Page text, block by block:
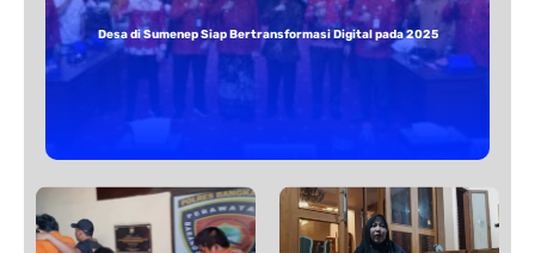
Desa di Sumenep Siap Bertransformasi Digital pada 2025